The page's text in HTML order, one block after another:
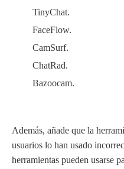
TinyChat.
FaceFlow.
CamSurf.
ChatRad.
Bazoocam.
Además, añade que la
usuarios lo han usado
herramientas pueden usarse